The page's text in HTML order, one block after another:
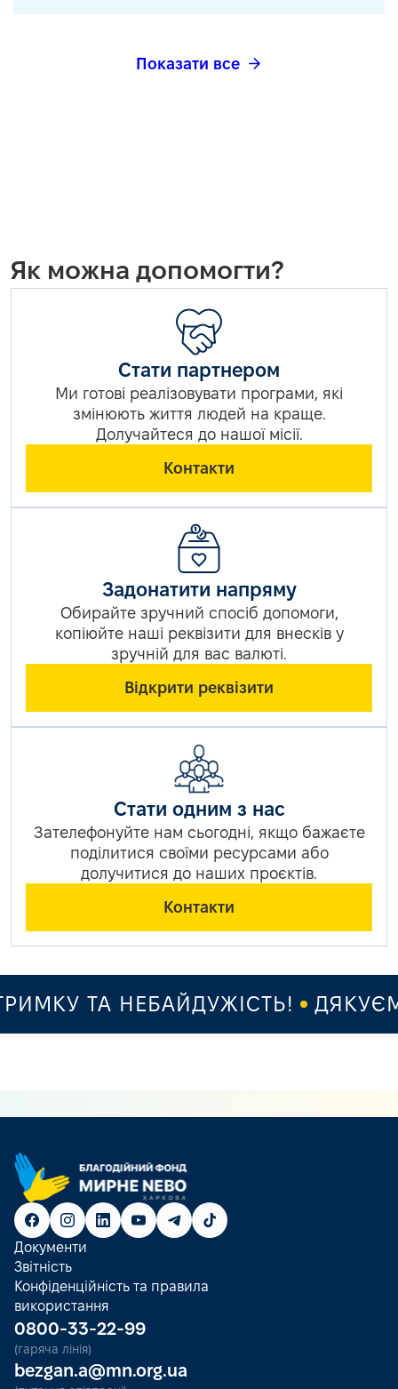
Показати все
Як можна допомогти?
Стати партнером
Ми готові реалізовувати програми, які
змінюють життя людей на краще.
Долучайтеся до нашої місії.
Контакти
Задонатити напряму
Обирайте зручний спосіб допомоги,
копіюйте наші реквізити для внесків у
зручній для вас валюті.
Відкрити реквізити
Стати одним з нас
Зателефонуйте нам сьогодні, якщо бажаєте
поділитися своїми ресурсами або
долучитися до наших проєктів.
Контакти
ТА НЕБАЙДУЖІСТЬ!
Документи
Звітність
Конфіденційність та правила
використання
0800-33-22-99
(гаряча лінія)
bezgan.a@mn.org.ua